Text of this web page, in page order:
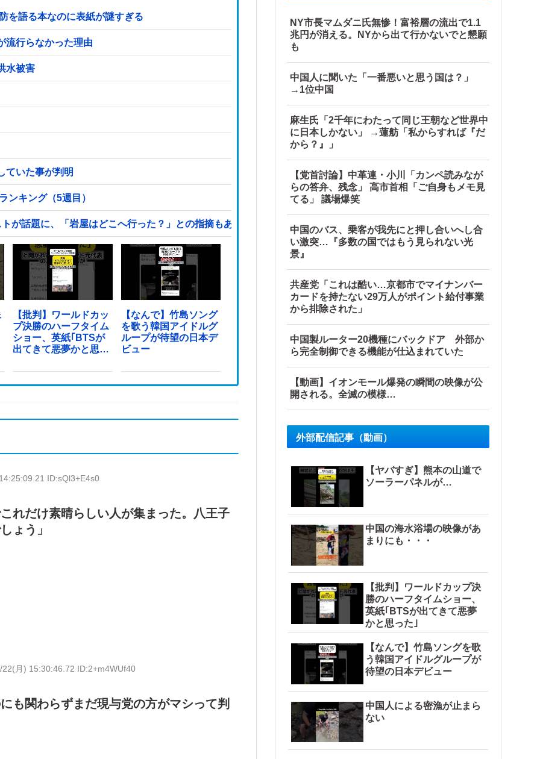
を語る本なのに表紙が謎すぎる
流行らなかった理由
水被害
ていた事が判明
ンキング（5週目）
が話題に、「岩屋はどこへ行った？」との指摘もあるが……他
【批判】ワールドカッ
プ決勝のハーフタイム
ショー、英紙｢BTSが
出てきて悪夢かと思っ
【なんで】竹島ソング
を歌う韓国アイドルグ
ループが待望の日本デ
ビュー
ID:sQl3+E4s0
れだけ素晴らしい人が集まった。八王子
ょう」
22(月) 15:30:46.72 ID:2+m4WUf40
も関わらずまだ現与党の方がマシって判
NY市長マムダニ氏無惨！富裕層の流出で1.1
兆円が消える。NYから出て行かないでと懇願
も
中国人に聞いた「一番悪いと思う国は？」
→1位中国
麻生氏「2千年にわたって同じ王朝など世界中
に日本しかない」 →蓮舫「私からすれば『だ
から？』」
【党首討論】中革連・小川「カンペ読みなが
らの答弁、残念」 高市首相「ご自身もメモ見
てる」 議場爆笑
中国のバス、乗客が我先にと押し合いへし合
い激突…『多数の国ではもう見られない光
景』
共産党「これは酷い…京都市でマイナンバー
カードを持たない29万人がポイント給付事業
から排除された」
中国製ルーター20機種にバックドア 外部か
ら完全制御できる機能が仕込まれていた
【動画】イオンモール爆発の瞬間の映像が公
開される。全滅の模様…
外部配信記事（動画）
【ヤバすぎ】熊本の山道で
ソーラーパネルが…
中国の海水浴場の映像があ
まりにも・・・
【批判】ワールドカップ決
勝のハーフタイムショー、
英紙｢BTSが出てきて悪夢
かと思った｣
【なんで】竹島ソングを歌
う韓国アイドルグループが
待望の日本デビュー
中国人による密漁が止まら
ない